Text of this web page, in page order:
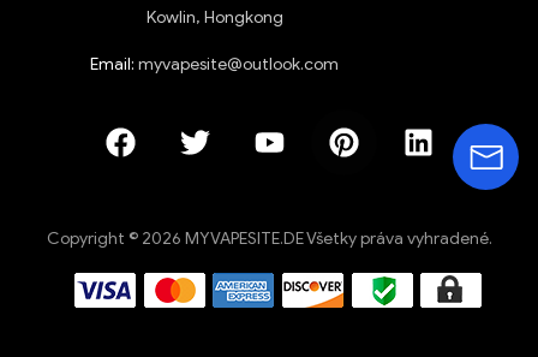
Kowlin, Hongkong
Email: myvapesite@outlook.com
Copyright © 2026 MYVAPESITE.DE Všetky práva vyhradené.